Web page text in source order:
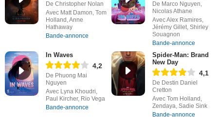
De Christopher Nolan
Avec Matt Damon, Tom
Holland, Anne
Hathaway
Bande-annonce
De Marco Nguyen,
Nicolas Athane
Avec Alex Ramires,
Jérémy Gillet, Shirley
Souagnon
Bande-annonce
In Waves
4,2
De Phuong Mai
Nguyen
Avec Lyna Khoudri,
Paul Kircher, Rio Vega
Bande-annonce
Spider-Man: Brand
New Day
4,1
De Destin Daniel
Cretton
Avec Tom Holland,
Zendaya, Sadie Sink
Bande-annonce